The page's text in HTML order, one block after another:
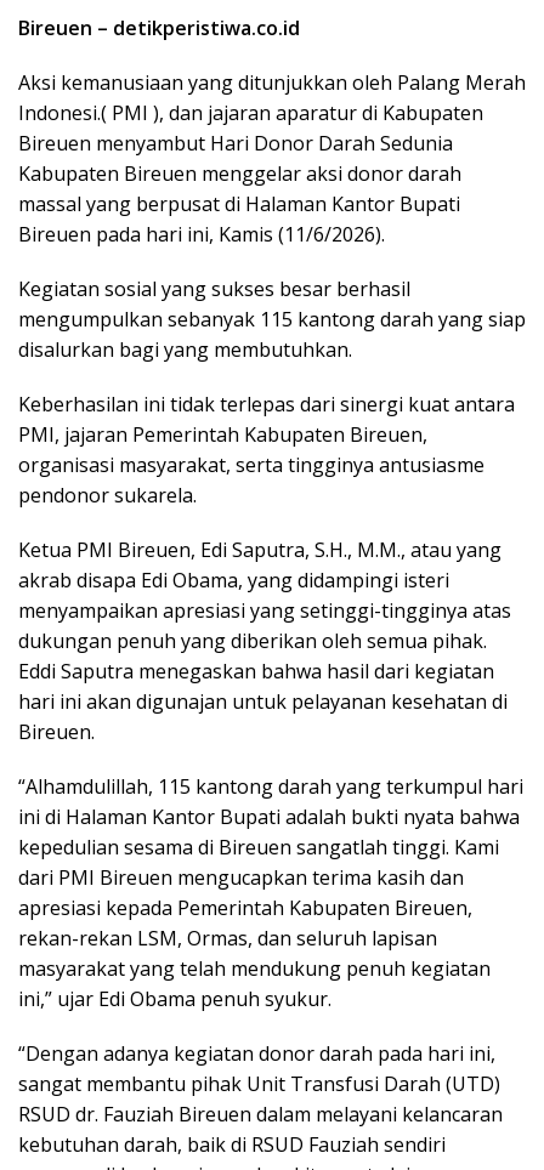
Bireuen – detikperistiwa.co.id
Aksi kemanusiaan yang ditunjukkan oleh Palang Merah
Indonesi.( PMI ), dan jajaran aparatur di Kabupaten
Bireuen menyambut Hari Donor Darah Sedunia
Kabupaten Bireuen menggelar aksi donor darah
massal yang berpusat di Halaman Kantor Bupati
Bireuen pada hari ini, Kamis (11/6/2026).
Kegiatan sosial yang sukses besar berhasil
mengumpulkan sebanyak 115 kantong darah yang siap
disalurkan bagi yang membutuhkan.
Keberhasilan ini tidak terlepas dari sinergi kuat antara
PMI, jajaran Pemerintah Kabupaten Bireuen,
organisasi masyarakat, serta tingginya antusiasme
pendonor sukarela.
Ketua PMI Bireuen, Edi Saputra, S.H., M.M., atau yang
akrab disapa Edi Obama, yang didampingi isteri
menyampaikan apresiasi yang setinggi-tingginya atas
dukungan penuh yang diberikan oleh semua pihak.
Eddi Saputra menegaskan bahwa hasil dari kegiatan
hari ini akan digunajan untuk pelayanan kesehatan di
Bireuen.
“Alhamdulillah, 115 kantong darah yang terkumpul hari
ini di Halaman Kantor Bupati adalah bukti nyata bahwa
kepedulian sesama di Bireuen sangatlah tinggi. Kami
dari PMI Bireuen mengucapkan terima kasih dan
apresiasi kepada Pemerintah Kabupaten Bireuen,
rekan-rekan LSM, Ormas, dan seluruh lapisan
masyarakat yang telah mendukung penuh kegiatan
ini,” ujar Edi Obama penuh syukur.
“Dengan adanya kegiatan donor darah pada hari ini,
sangat membantu pihak Unit Transfusi Darah (UTD)
RSUD dr. Fauziah Bireuen dalam melayani kelancaran
kebutuhan darah, baik di RSUD Fauziah sendiri